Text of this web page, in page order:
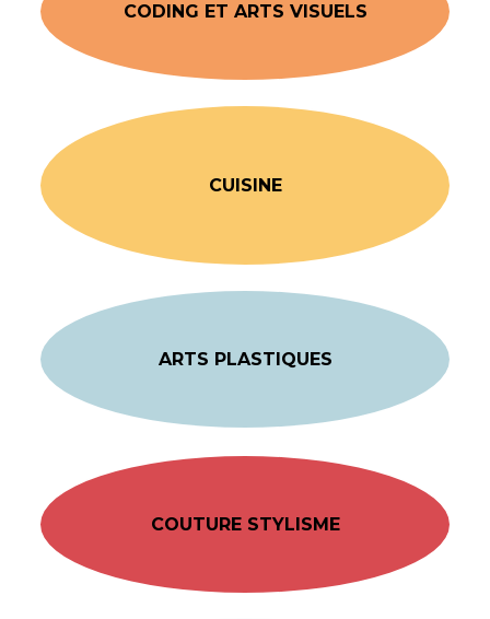
CODING ET ARTS VISUELS
CUISINE
ARTS PLASTIQUES
COUTURE STYLISME